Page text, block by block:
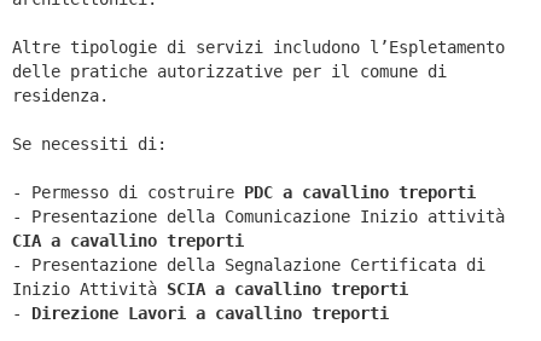
Altre tipologie di servizi includono l’Espletamento
delle pratiche autorizzative per il comune di
residenza.
Se necessiti di:
- Permesso di costruire PDC a cavallino treporti
- Presentazione della Comunicazione Inizio attività
CIA a cavallino treporti
- Presentazione della Segnalazione Certificata di
Inizio Attività SCIA a cavallino treporti
- Direzione Lavori a cavallino treporti